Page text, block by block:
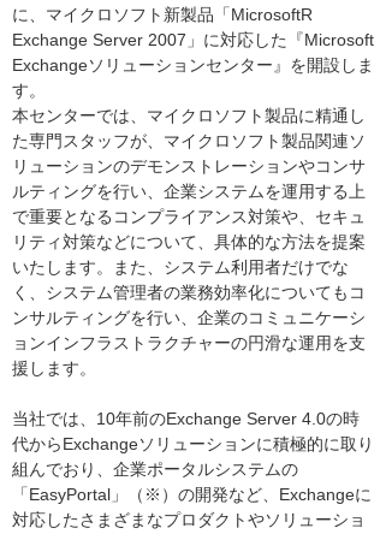
に、マイクロソフト新製品「MicrosoftR
Exchange Server 2007」に対応した『Microsoft
Exchangeソリューションセンター』を開設しま
す。
本センターでは、マイクロソフト製品に精通し
た専門スタッフが、マイクロソフト製品関連ソ
リューションのデモンストレーションやコンサ
ルティングを行い、企業システムを運用する上
で重要となるコンプライアンス対策や、セキュ
リティ対策などについて、具体的な方法を提案
いたします。また、システム利用者だけでな
く、システム管理者の業務効率化についてもコ
ンサルティングを行い、企業のコミュニケーシ
ョンインフラストラクチャーの円滑な運用を支
援します。
当社では、10年前のExchange Server 4.0の時
代からExchangeソリューションに積極的に取り
組んでおり、企業ポータルシステムの
「EasyPortal」（※）の開発など、Exchangeに
対応したさまざまなプロダクトやソリューショ